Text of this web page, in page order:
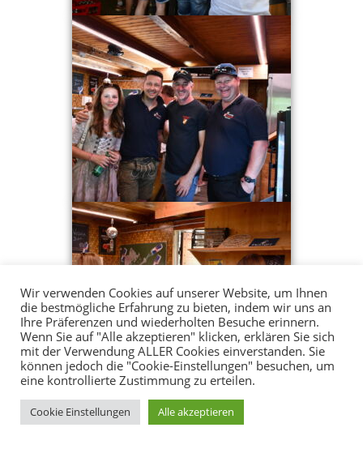
Wir verwenden Cookies auf unserer Website, um Ihnen
die bestmögliche Erfahrung zu bieten, indem wir uns an
Ihre Präferenzen und wiederholten Besuche erinnern.
Wenn Sie auf "Alle akzeptieren" klicken, erklären Sie sich
mit der Verwendung ALLER Cookies einverstanden. Sie
können jedoch die "Cookie-Einstellungen" besuchen, um
eine kontrollierte Zustimmung zu erteilen.
Cookie Einstellungen Alle akzeptieren